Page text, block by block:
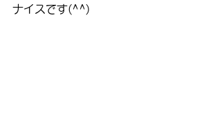
ナイスです(^^)